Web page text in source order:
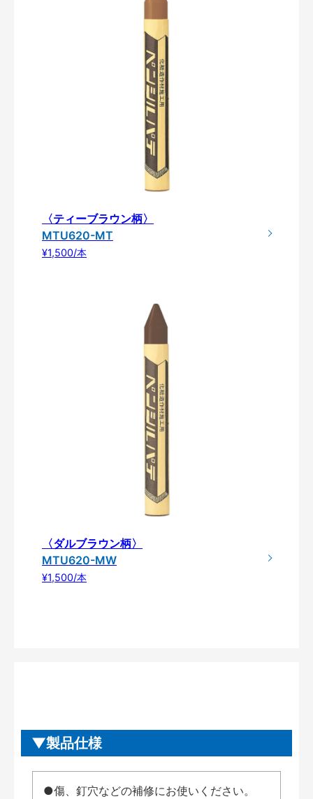
〈ティーブラウン柄〉
MTU620-MT
¥1,500/本
〈ダルブラウン柄〉
MTU620-MW
¥1,500/本
製品仕様
●傷、釘穴などの補修にお使いください。